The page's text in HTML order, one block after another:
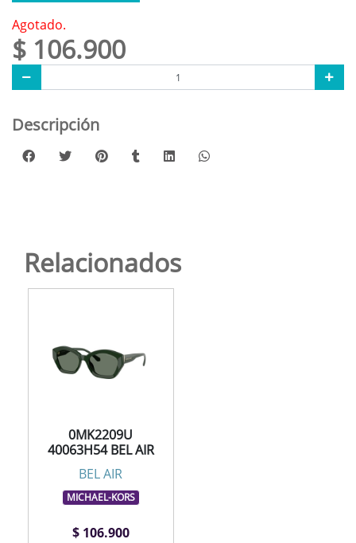
Agotado.
$ 106.900
Descripción
Relacionados
0MK2209U
40063H54 BEL AIR
BEL AIR
MICHAEL-KORS
$ 106.900